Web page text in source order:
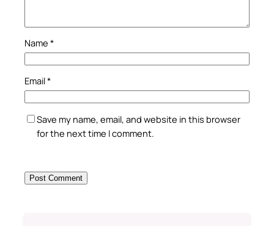
Name *
Email*
Save my name, email, and website in this browser
for the next time I comment.